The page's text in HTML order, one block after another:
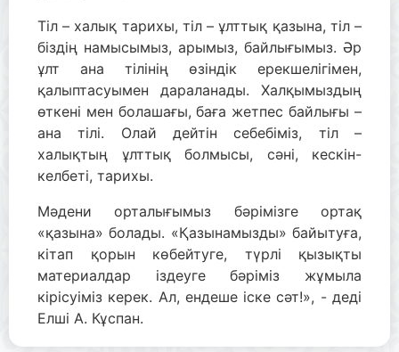
Тіл – халық тарихы, тіл – ұлттық қазына, тіл –
біздің намысымыз, арымыз, байлығымыз. Әр
ұлт ана тілінің өзіндік ерекшелігімен,
қалыптасуымен дараланады. Халқымыздың
өткені мен болашағы, баға жетпес байлығы –
ана тілі. Олай дейтін себебіміз, тіл –
халықтың ұлттық болмысы, сәні, кескін-
келбеті, тарихы.
Мәдени орталығымыз бәрімізге ортақ
«қазына» болады. «Қазынамызды» байытуға,
кітап қорын көбейтуге, түрлі қызықты
материалдар іздеуге бәріміз жұмыла
кірісуіміз керек. Ал, ендеше іске сәт!», - деді
Елші А. Кұспан.